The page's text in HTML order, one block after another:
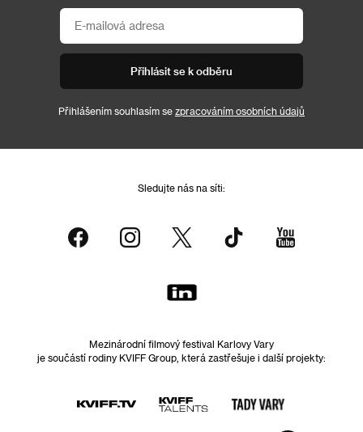
Přihlásit se k odběru
Přihlášením souhlasím se zpracováním osobních údajů
Sledujte nás na síti:
Mezinárodní filmový festival Karlovy Vary
je součástí rodiny KVIFF Group, která zastřešuje i další projekty: